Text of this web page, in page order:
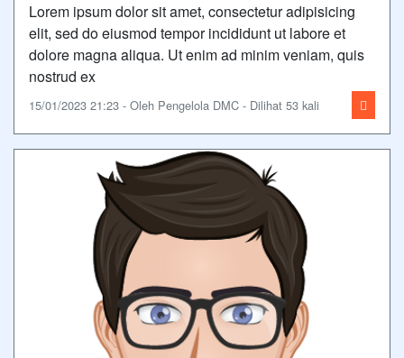
Lorem ipsum dolor sit amet, consectetur adipisicing
elit, sed do eiusmod tempor incididunt ut labore et
dolore magna aliqua. Ut enim ad minim veniam, quis
nostrud ex
15/01/2023 21:23 - Oleh Pengelola DMC - Dilihat 53 kali